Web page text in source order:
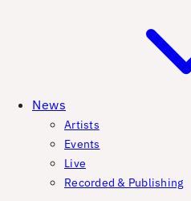
News
Artists
Events
Live
Recorded & Publishing